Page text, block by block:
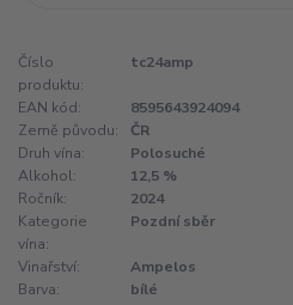
Číslo
produktu:
tc24amp
EAN kód:
8595643924094
Země původu:
ČR
Druh vína:
Polosuché
Alkohol:
12,5 %
Ročník:
2024
Kategorie
vína:
Pozdní sběr
Vinařství:
Ampelos
Barva:
bílé